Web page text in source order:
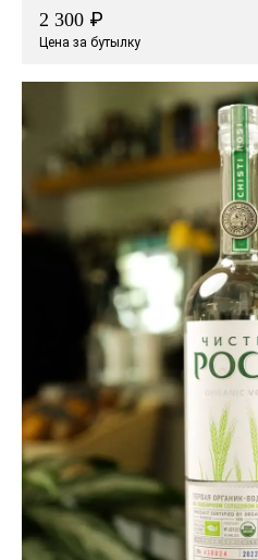
2 300 ₽
Цена за бутылку